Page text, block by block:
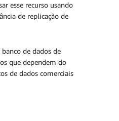
esse recurso usando
de replicação de
de dados de
que dependem do
de dados comerciais